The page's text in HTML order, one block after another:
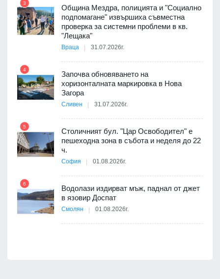
3
Община Мездра, полицията и "Социално
подпомагане" извършиха съвместна
проверка за системни проблеми в кв.
"Лещака"
Враца 31.07.2026г.
4
Започва обновяването на
хоризонталната маркировка в Нова
Загора
Сливен 31.07.2026г.
5
Столичният бул. "Цар Освободител" е
пешеходна зона в събота и неделя до 22
ч.
София 01.08.2026г.
6
Водолази издирват мъж, паднал от джет
в язовир Доспат
Смолян 01.08.2026г.